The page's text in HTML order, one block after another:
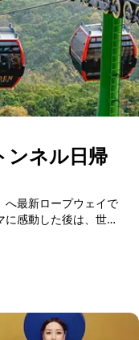
ンネル日帰
へ最新ロープウェイで
感動した後は、世界
の奇跡を体感。旅の
きディナーを堪能す